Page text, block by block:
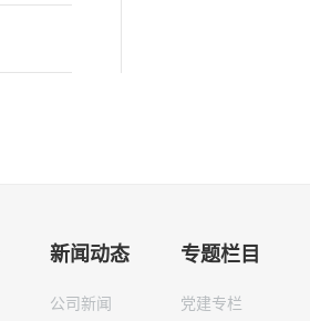
新闻动态
公司新闻
专题栏目
党建专栏